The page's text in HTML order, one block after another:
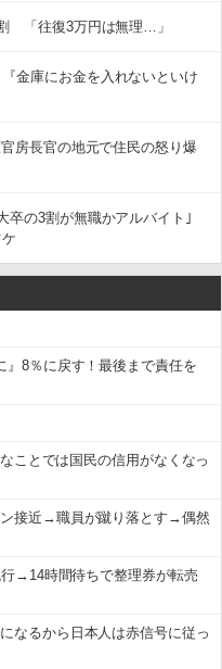
「往復3万円は無理…」
金庫にお金を入れないといけ
房長官の地元で住民の怒り爆
の3割が無職かアルバイト｣
』8％に戻す！最後まで責任を
ことでは国民の信用がなくなっ
ン接近→職員が蹴り落とす→偶然
→14時間待ちで整理券が転売
なるから日本人は赤信号に従っ